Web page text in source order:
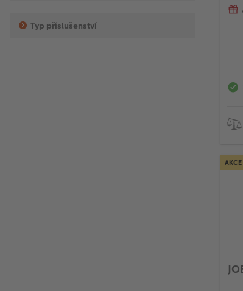
Typ příslušenství
AKCE